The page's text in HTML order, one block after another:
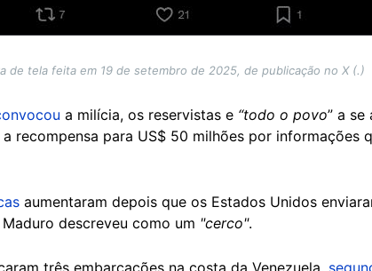
de tela feita em 19 de setembro de 2025, de publicação no X (.)
a milícia, os reservistas e “todo o povo” a se
recompensa para US$ 50 milhões por informações
aumentaram depois que os Estados Unidos
descreveu como um "cerco".
três embarcações na costa da Venezuela,